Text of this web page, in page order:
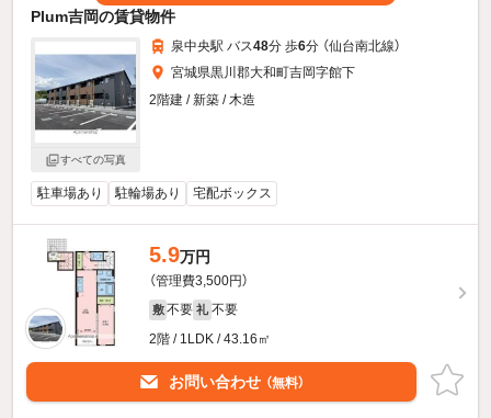
Plum吉岡の賃貸物件
すべての写真
泉中央駅 バス48分 歩6分 （仙台南北線）
宮城県黒川郡大和町吉岡字館下
2階建 / 新築 / 木造
駐車場あり 駐輪場あり 宅配ボックス
5.9万円
（管理費3,500円）
敷 不要 礼 不要
2階 / 1LDK / 43.16㎡
お問い合わせ （無料）